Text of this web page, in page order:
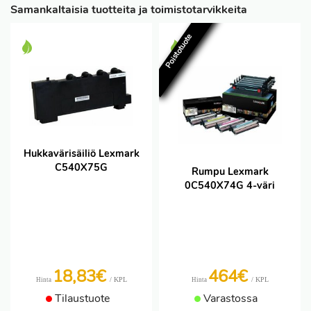
Samankaltaisia tuotteita ja toimistotarvikkeita
Hukkavärisäiliö Lexmark
C540X75G
Hinta 18,83€ / KPL
Tilaustuote
Poistotuote
Rumpu Lexmark
0C540X74G 4-väri
Hinta 464€ / KPL
Varastossa